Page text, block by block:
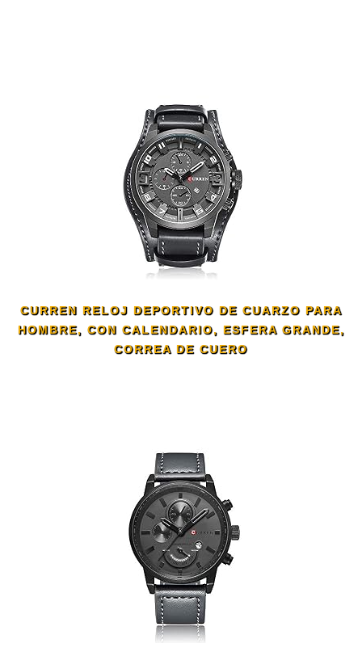
CURREN RELOJ DEPORTIVO DE CUARZO PARA
HOMBRE, CON CALENDARIO, ESFERA GRANDE,
CORREA DE CUERO